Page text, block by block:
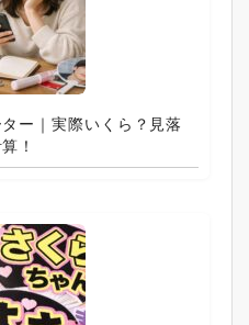
ー｜実際いくら？見落
！